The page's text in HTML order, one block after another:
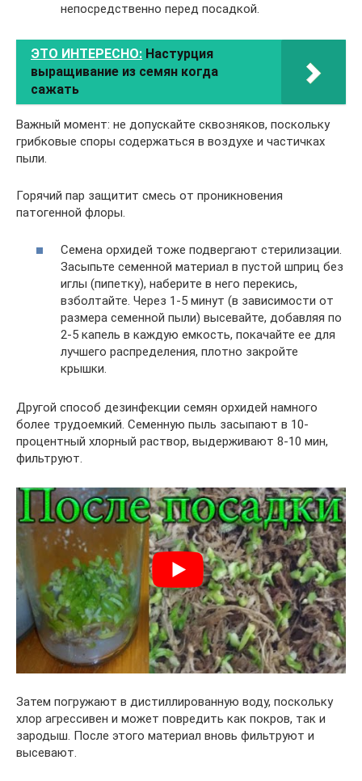
непосредственно перед посадкой.
ЭТО ИНТЕРЕСНО: Настурция
выращивание из семян когда
сажать
Важный момент: не допускайте сквозняков, поскольку
грибковые споры содержаться в воздухе и частичках
пыли.
Горячий пар защитит смесь от проникновения
патогенной флоры.
Семена орхидей тоже подвергают стерилизации.
Засыпьте семенной материал в пустой шприц без
иглы (пипетку), наберите в него перекись,
взболтайте. Через 1-5 минут (в зависимости от
размера семенной пыли) высевайте, добавляя по
2-5 капель в каждую емкость, покачайте ее для
лучшего распределения, плотно закройте
крышки.
Другой способ дезинфекции семян орхидей намного
более трудоемкий. Семенную пыль засыпают в 10-
процентный хлорный раствор, выдерживают 8-10 мин,
фильтруют.
Затем погружают в дистиллированную воду, поскольку
хлор агрессивен и может повредить как покров, так и
зародыш. После этого материал вновь фильтруют и
высевают.